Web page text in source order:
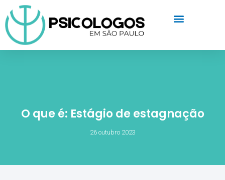
O que é: Estágio de estagnação
26 outubro 2023